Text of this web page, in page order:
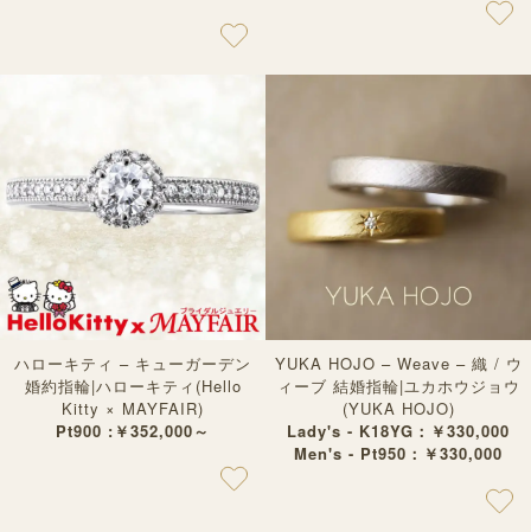
ハローキティ – キューガーデン
婚約指輪|ハローキティ(Hello
Kitty × MAYFAIR)
Pt900 :￥352,000～
YUKA HOJO – Weave – 織 / ウ
ィーブ 結婚指輪|ユカホウジョウ
(YUKA HOJO)
Lady's - K18YG：￥330,000
Men's - Pt950：￥330,000